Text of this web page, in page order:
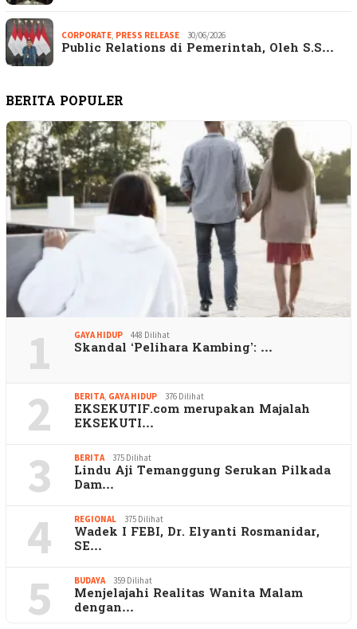
CORPORATE, PRESS RELEASE 30/06/2026
Public Relations di Pemerintah, Oleh S.S…
BERITA POPULER
1 GAYA HIDUP 448 Dilihat
Skandal ‘Pelihara Kambing’: …
2 BERITA, GAYA HIDUP 376 Dilihat
EKSEKUTIF.com merupakan Majalah
EKSEKUTI…
3 BERITA 375 Dilihat
Lindu Aji Temanggung Serukan Pilkada
Dam…
4 REGIONAL 375 Dilihat
Wadek I FEBI, Dr. Elyanti Rosmanidar,
SE…
5 BUDAYA 359 Dilihat
Menjelajahi Realitas Wanita Malam
dengan…